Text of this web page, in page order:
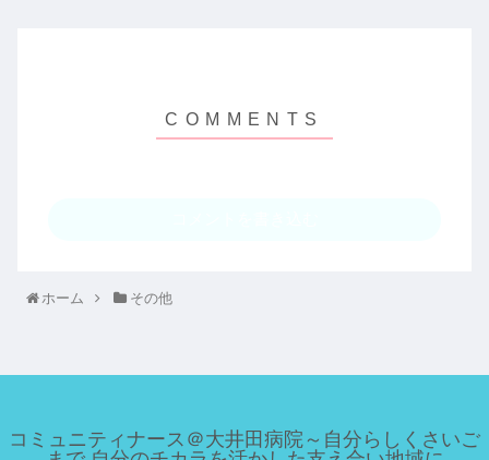
ホーム その他
コミュニティナース＠大井田病院～自分らしくさいご